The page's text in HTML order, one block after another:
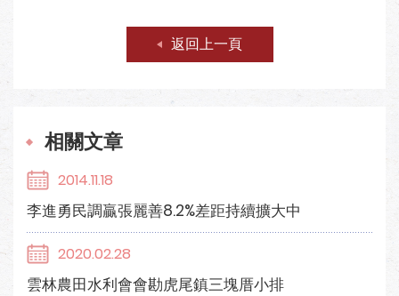
返回上一頁
相關文章
2014.11.18
李進勇民調贏張麗善8.2%差距持續擴大中
2020.02.28
雲林農田水利會會勘虎尾鎮三塊厝小排